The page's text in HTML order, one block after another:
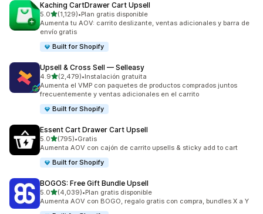
Kaching CartDrawer Cart Upsell
5.0de 5 estrellas
(1,129)
1129 reseñas en total
•Plan gratis disponible
Aumenta tu AOV: carrito deslizante, ventas adicionales y barra de
envío gratis
Built for Shopify
Upsell & Cross Sell — Selleasy
4.9de 5 estrellas
(2,479)
2479 reseñas en total
•Instalación gratuita
Aumenta el VMP con paquetes de productos comprados juntos
frecuentemente y ventas adicionales en el carrito
Built for Shopify
Essent Cart Drawer Cart Upsell
5.0de 5 estrellas
(795)
795 reseñas en total
•Gratis
Aumenta AOV con cajón de carrito upsells & sticky add to cart
Built for Shopify
BOGOS: Free Gift Bundle Upsell
5.0de 5 estrellas
(4,039)
4039 reseñas en total
•Plan gratis disponible
Aumenta AOV con BOGO, regalo gratis con compra, bundles X a Y